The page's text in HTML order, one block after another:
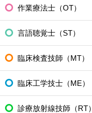
作業療法士（OT）
言語聴覚士（ST）
臨床検査技師（MT）
臨床工学技士（ME）
診療放射線技師（RT）